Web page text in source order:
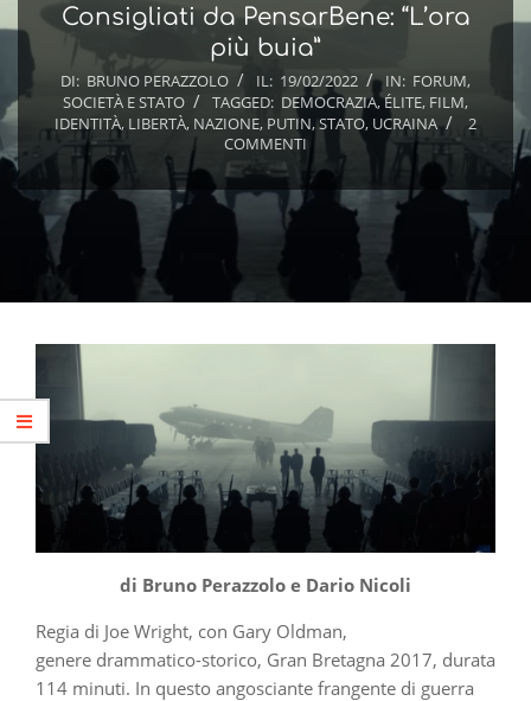
Consigliati da PensarBene: “L’ora
più buia”
DI: BRUNO PERAZZOLO IL: 19/02/2022 IN: FORUM,
SOCIETÀ E STATO
TAGGED: DEMOCRAZIA,ÉLITE, FILM,
IDENTITÀ, LIBERTÀ, NAZIONE, PUTIN,STATO, UCRAINA
2
COMMENTI
di Bruno Perazzolo e Dario Nicoli
Regia di Joe Wright, con Gary Oldman,
genere drammatico-storico, Gran Bretagna 2017, durata
114 minuti. In questo angosciante frangente di guerra